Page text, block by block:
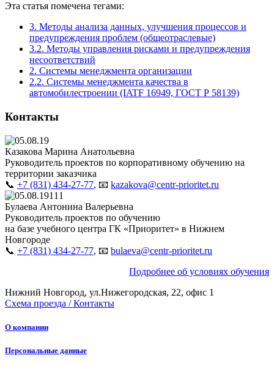
Эта статья помечена тегами:
3. Методы анализа данных, улучшения процессов и
предупреждения проблем (общеотраслевые)
3.2. Методы управления рисками и предупреждения
несоответствий
2. Системы менеджмента организации
2.2. Системы менеджмента качества в
автомобилестроении (IATF 16949, ГОСТ Р 58139)
Контакты
Казакова Марина Анатольевна
Руководитель проектов по корпоративному обучению на
территории заказчика
📞 +7 (831) 434-27-77, 📧 kazakova@centr-prioritet.ru
Булаева Антонина Валерьевна
Руководитель проектов по обучению
на базе учебного центра ГК «Приоритет» в Нижнем
Новгороде
📞 +7 (831) 434-27-77, 📧 bulaeva@centr-prioritet.ru
Подробнее об условиях обучения
Нижний Новгород, ул.Нижегородская, 22, офис 1
Схема проезда / Контакты
О компании
Персональные данные